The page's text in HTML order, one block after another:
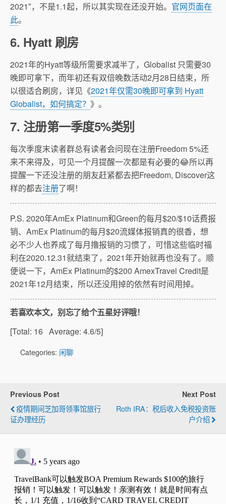
2021″，不是1.1起，所以其实现在还没开始。 官网页面在
此。
6. Hyatt 刷房
2021年的Hyatt等级所需要求减半了，Globalist 只需要30
晚即可拿下，而年初还有双倍晚数活动2月28日结束，所
以很适合刷房，详见《2021年仅需30晚即可拿到 Hyatt
Globalist，如何搞定？ 》。
7. 注册第一季度5%类别
每次季度末读者群总有读者会问现在注册Freedom 5%还
来不来得及，可见一个月提醒一次都是有必要的😂所以再
提醒一下还没注册的朋友赶紧都去把Freedom, Discover这
样的都去注册了啊！
P.S. 2020年AmEx Platinum和Green的每月$20/$10话费报
销、AmEx Platinum的每月$20流媒体报销真的很香，想
必不少人也养成了每月撸报销的习惯了，可惜这些临时福
利在2020.12.31就结束了，2021年开始就再也没有了。顺
便说一下，AmEx Platinum的$200 AmexTravel Credit是
2021年12月结束，所以还没用掉的依然有时间用掉。
若喜欢本文，别忘了给个五星好评哦！
[Total: 16 Average: 4.6/5]
Categories: 闲聊
Previous Post
疫情期间芝加哥领事馆旅行
证办理经历
Next Post
Roth IRA：税后收入免税投资账
户介绍